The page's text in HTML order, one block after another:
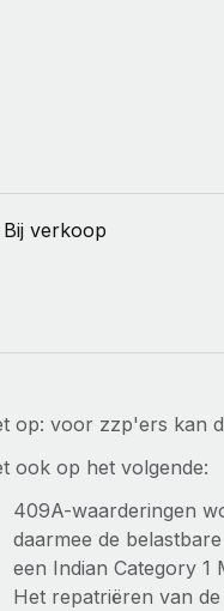
Bij verkoop
op: voor zzp'ers kan
ook op het volgende:
409A-waarderingen
daarmee de
een Indian Category 1
Het repatriëren van